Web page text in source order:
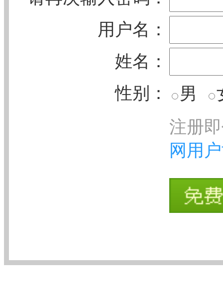
用户名：
姓名：
性别：
男
注册
网用